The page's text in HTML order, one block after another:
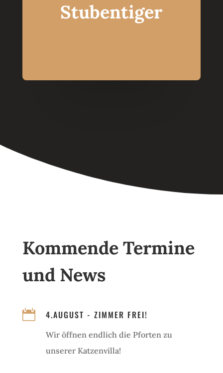
Stubentiger
Kommende Termine
und News
 4.AUGUST - ZIMMER FREI!
Wir öffnen endlich die Pforten zu
unserer Katzenvilla!